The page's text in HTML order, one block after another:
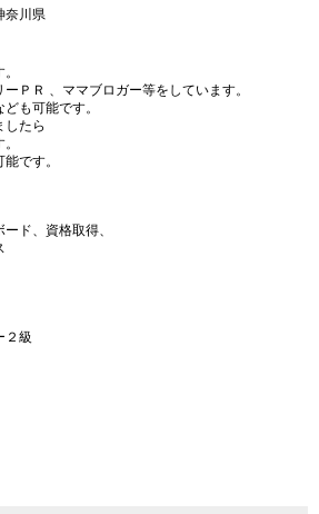
川県
ＰＲ 、ママブロガー等をしています。
も可能です。
したら
です。
ド、資格取得、
２級